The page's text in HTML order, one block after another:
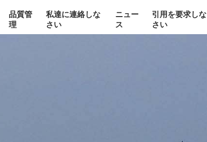
品質管
理
私達に連絡しな
さい
ニュー
ス
引用を要求しな
さい